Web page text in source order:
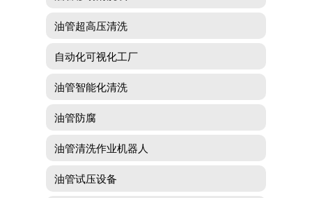
油管超高压清洗
自动化可视化工厂
油管智能化清洗
油管防腐
油管清洗作业机器人
油管试压设备